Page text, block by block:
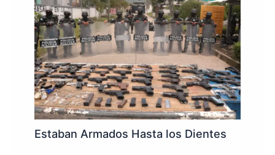
Estaban Armados Hasta los Dientes